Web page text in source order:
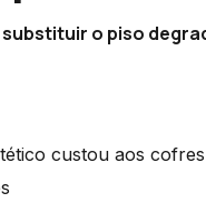
o piso
custou aos